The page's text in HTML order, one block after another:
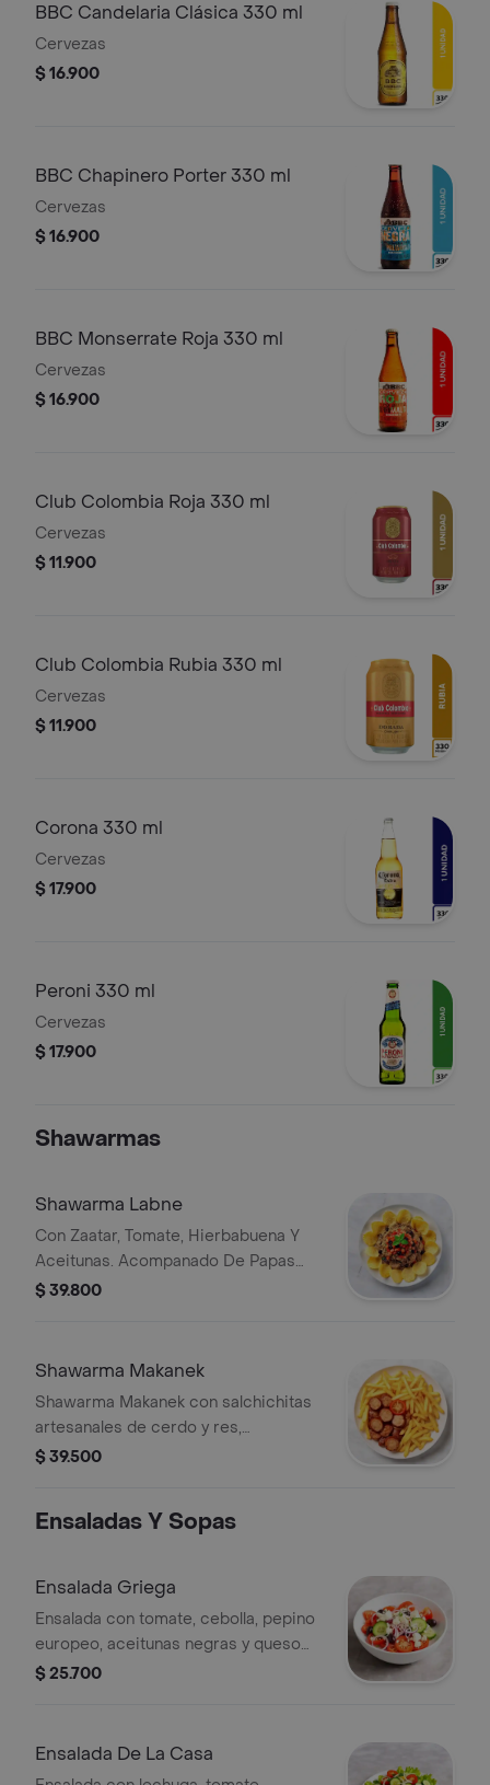
BBC Candelaria Clásica 330 ml
Cervezas
$ 16.900
BBC Chapinero Porter 330 ml
Cervezas
$ 16.900
BBC Monserrate Roja 330 ml
Cervezas
$ 16.900
Club Colombia Roja 330 ml
Cervezas
$ 11.900
Club Colombia Rubia 330 ml
Cervezas
$ 11.900
Corona 330 ml
Cervezas
$ 17.900
Peroni 330 ml
Cervezas
$ 17.900
Shawarmas
Shawarma Labne
Con Zaatar, Tomate, Hierbabuena Y
Aceitunas. Acompanado De Papas
Chips. Este Plato Es Vegetariano
$ 39.800
Shawarma Makanek
Shawarma Makanek con salchichitas
artesanales de cerdo y res,
acompañado de papas a la francesa y
$ 39.500
Ensaladas Y Sopas
Ensalada Griega
Ensalada con tomate, cebolla, pepino
europeo, aceitunas negras y queso
feta.
$ 25.700
Ensalada De La Casa